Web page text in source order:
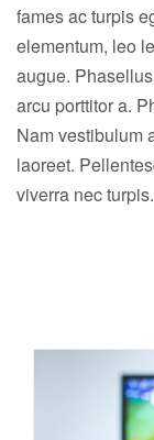
fames ac turpis
elementum, leo
augue.
arcu porttitor a.
Nam vestibulum
laoreet.
viverra nec turpis.